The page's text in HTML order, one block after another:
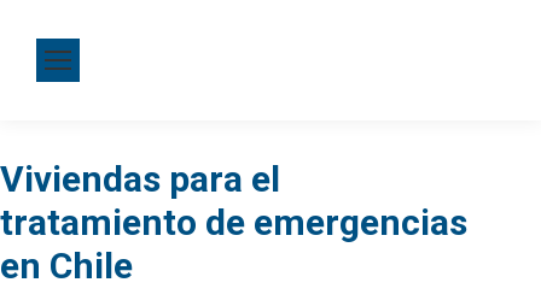
Viviendas para el
tratamiento de emergencias
en Chile